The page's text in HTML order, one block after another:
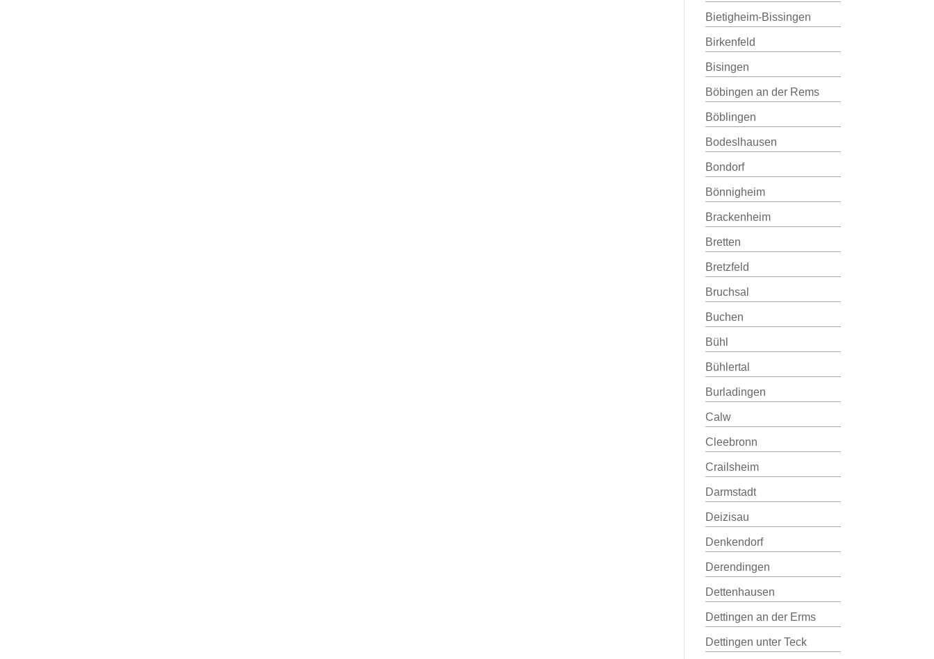
Bietigheim-Bissingen
Birkenfeld
Bisingen
Böbingen an der Rems
Böblingen
Bodeslhausen
Bondorf
Bönnigheim
Brackenheim
Bretten
Bretzfeld
Bruchsal
Buchen
Bühl
Bühlertal
Burladingen
Calw
Cleebronn
Crailsheim
Darmstadt
Deizisau
Denkendorf
Derendingen
Dettenhausen
Dettingen an der Erms
Dettingen unter Teck